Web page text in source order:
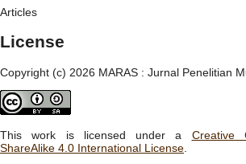
Articles
License
Copyright (c) 2026 MARAS : Jurnal Penelitian
This work is licensed under a Creative
ShareAlike 4.0 International License